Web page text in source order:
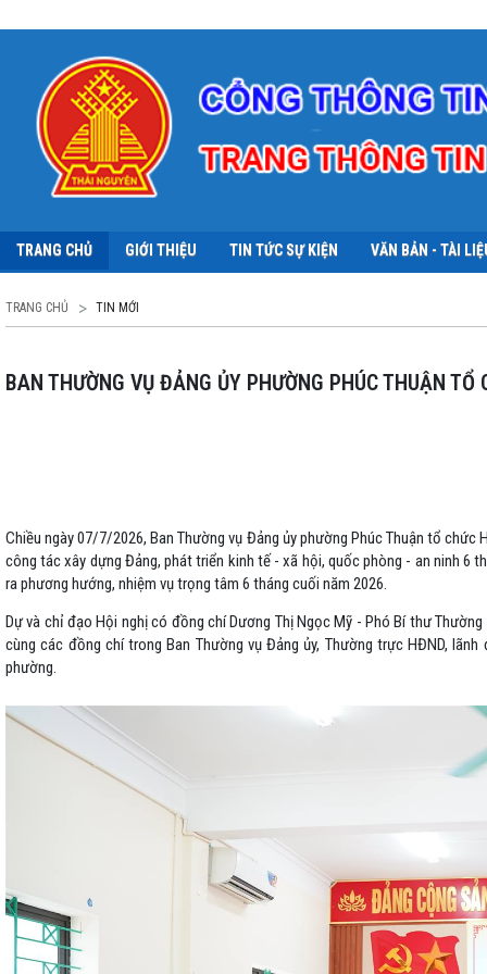
TRANG CHỦ GIỚI THIỆU TIN TỨC SỰ KIỆN VĂN BẢN - TÀI
TRANG CHỦ TIN MỚI
BAN THƯỜNG VỤ ĐẢNG ỦY PHƯỜNG PHÚC THUẬN
Chiều ngày 07/7/2026, Ban Thường vụ Đảng ủy phường Phúc Thuận tổ
công tác xây dựng Đảng, phát triển kinh tế - xã hội, quốc phòng - an ninh 6
ra phương hướng, nhiệm vụ trọng tâm 6 tháng cuối năm 2026.
Dự và chỉ đạo Hội nghị có đồng chí Dương Thị Ngọc Mỹ - Phó Bí thư
cùng các đồng chí trong Ban Thường vụ Đảng ủy, Thường trực HĐND,
phường.